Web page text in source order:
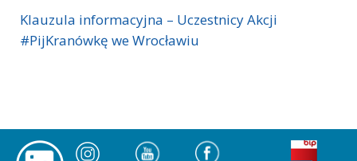
Klauzula informacyjna – Uczestnicy Akcji
#PijKranówkę we Wrocławiu